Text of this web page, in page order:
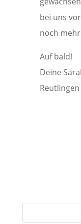
bei uns
noch
Auf bald!
Deine
Reutlingen